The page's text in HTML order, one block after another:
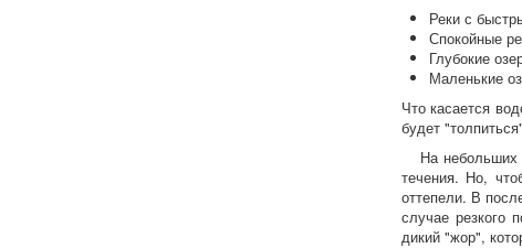
Реки с
Спокойные
Глубокие
Маленькие
Что касается
будет
На небольших
течения. Но,
оттепели. В
случае резкого
дикий "жор",